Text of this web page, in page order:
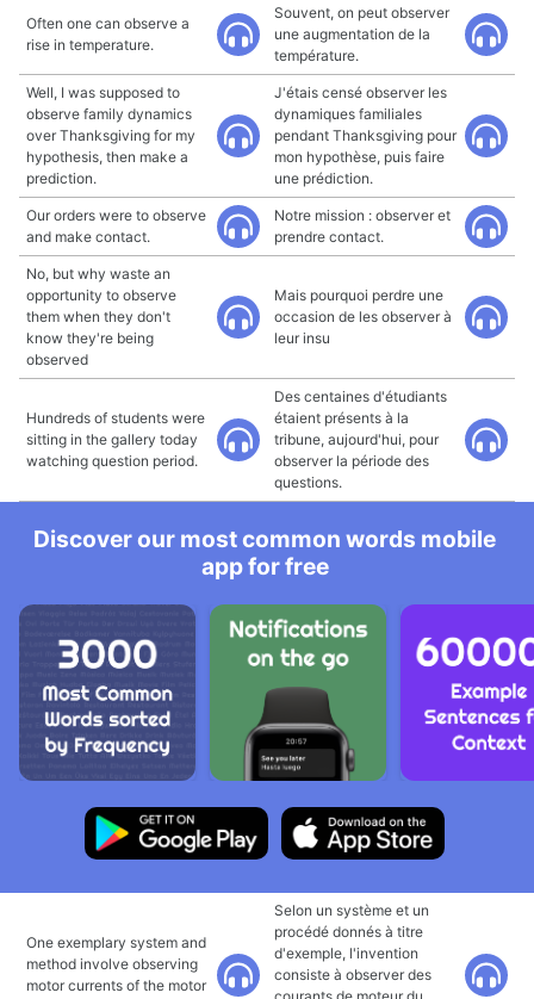
Often one can observe a
rise in temperature.
Souvent, on peut observer
une augmentation de la
température.
Well, I was supposed to
observe family dynamics
over Thanksgiving for my
hypothesis, then make a
prediction.
J'étais censé observer les
dynamiques familiales
pendant Thanksgiving pour
mon hypothèse, puis faire
une prédiction.
Our orders were to observe
and make contact.
Notre mission : observer et
prendre contact.
No, but why waste an
opportunity to observe
them when they don't
know they're being
observed
Mais pourquoi perdre une
occasion de les observer à
leur insu
Hundreds of students were
sitting in the gallery today
watching question period.
Des centaines d'étudiants
étaient présents à la
tribune, aujourd'hui, pour
observer la période des
questions.
Discover our most common words mobile
app for free
One exemplary system and
method involve observing
motor currents of the motor
Selon un système et un
procédé donnés à titre
d'exemple, l'invention
consiste à observer des